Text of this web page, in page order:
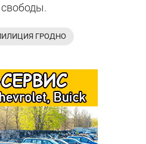
ГРОДНО